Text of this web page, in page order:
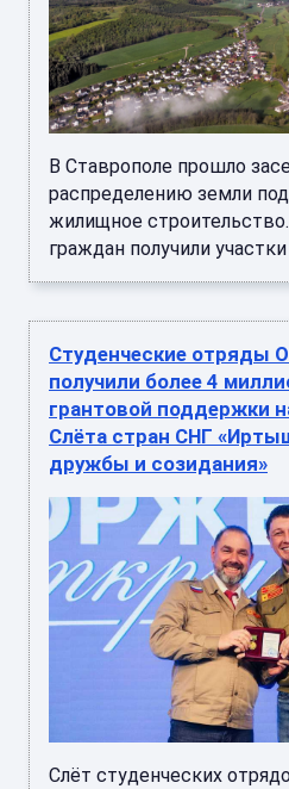
В Ставрополе прошло
распределению земли
жилищное
граждан получили участки
Студенческие отряды
получили более 4
грантовой поддержки
Слёта стран СНГ
дружбы и созидания»
Слёт студенческих